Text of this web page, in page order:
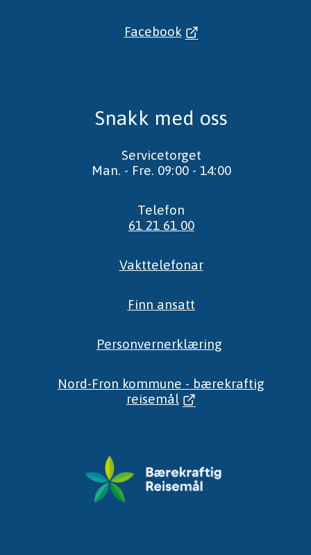
Facebook
Snakk med oss
Servicetorget
Man. - Fre. 09:00 - 14:00
Telefon
61 21 61 00
Vakttelefonar
Finn ansatt
Personvernerklæring
Nord-Fron kommune - bærekraftig
reisemål